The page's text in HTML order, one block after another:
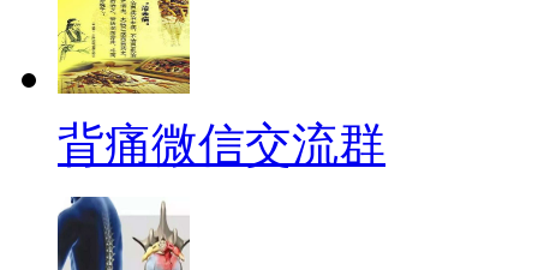
背痛微信交流群